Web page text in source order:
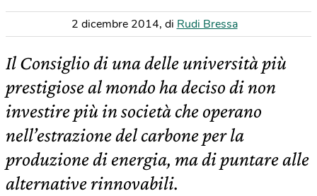
2 dicembre 2014, di Rudi Bressa
Il Consiglio di una delle università più
prestigiose al mondo ha deciso di non
investire più in società che operano
nell’estrazione del carbone per la
produzione di energia, ma di puntare alle
alternative rinnovabili.